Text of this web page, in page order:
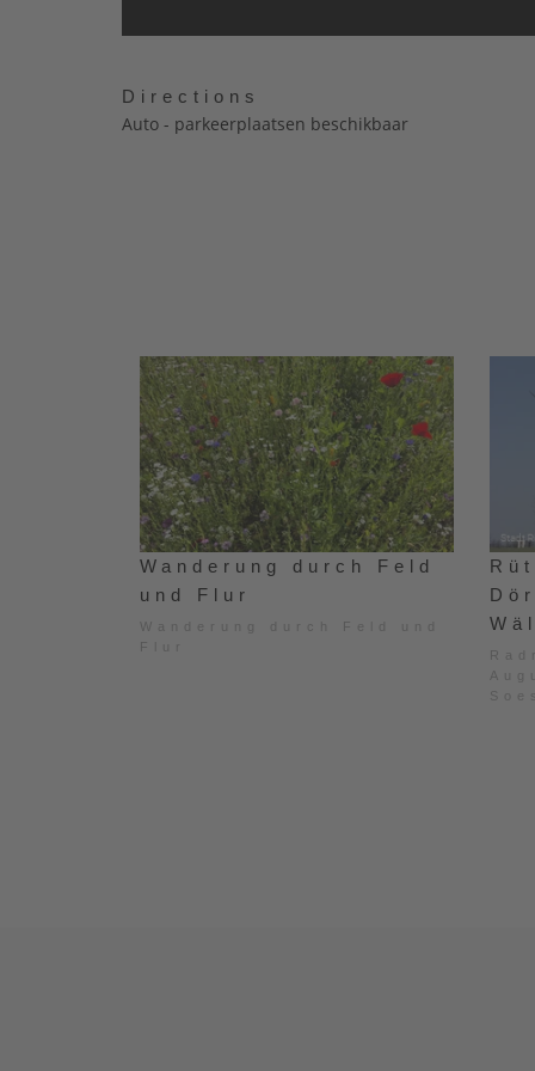
Directions
Auto - parkeerplaatsen beschikbaar
Wanderung durch Feld
und Flur
Wanderung durch Feld und
Flur